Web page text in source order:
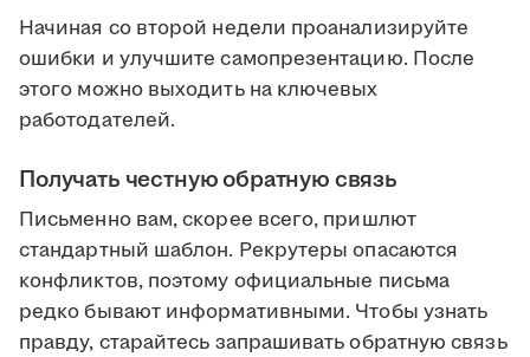
Начиная со второй недели проанализируйте
ошибки и улучшите самопрезентацию. После
этого можно выходить на ключевых
работодателей.
Получать честную обратную связь
Письменно вам, скорее всего, пришлют
стандартный шаблон. Рекрутеры опасаются
конфликтов, поэтому официальные письма
редко бывают информативными. Чтобы узнать
правду, старайтесь запрашивать обратную связь